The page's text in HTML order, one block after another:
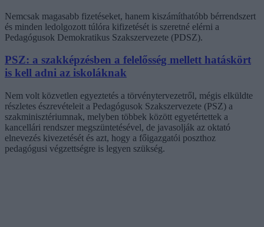
Nemcsak magasabb fizetéseket, hanem kiszámíthatóbb bérrendszert
és minden ledolgozott túlóra kifizetését is szeretné elérni a
Pedagógusok Demokratikus Szakszervezete (PDSZ).
PSZ: a szakképzésben a felelősség mellett hatáskört
is kell adni az iskoláknak
Nem volt közvetlen egyeztetés a törvénytervezetről, mégis elküldte
részletes észrevételeit a Pedagógusok Szakszervezete (PSZ) a
szakminisztériumnak, melyben többek között egyetértettek a
kancellári rendszer megszüntetésével, de javasolják az oktató
elnevezés kivezetését és azt, hogy a főigazgatói poszthoz
pedagógusi végzettségre is legyen szükség.